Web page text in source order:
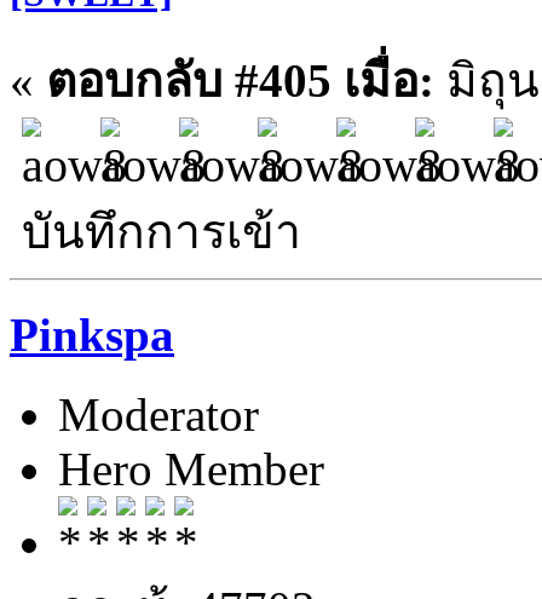
« ตอบกลับ #405 เมื่อ: มิถุน
บันทึกการเข้า
Pinkspa
Moderator
Hero Member